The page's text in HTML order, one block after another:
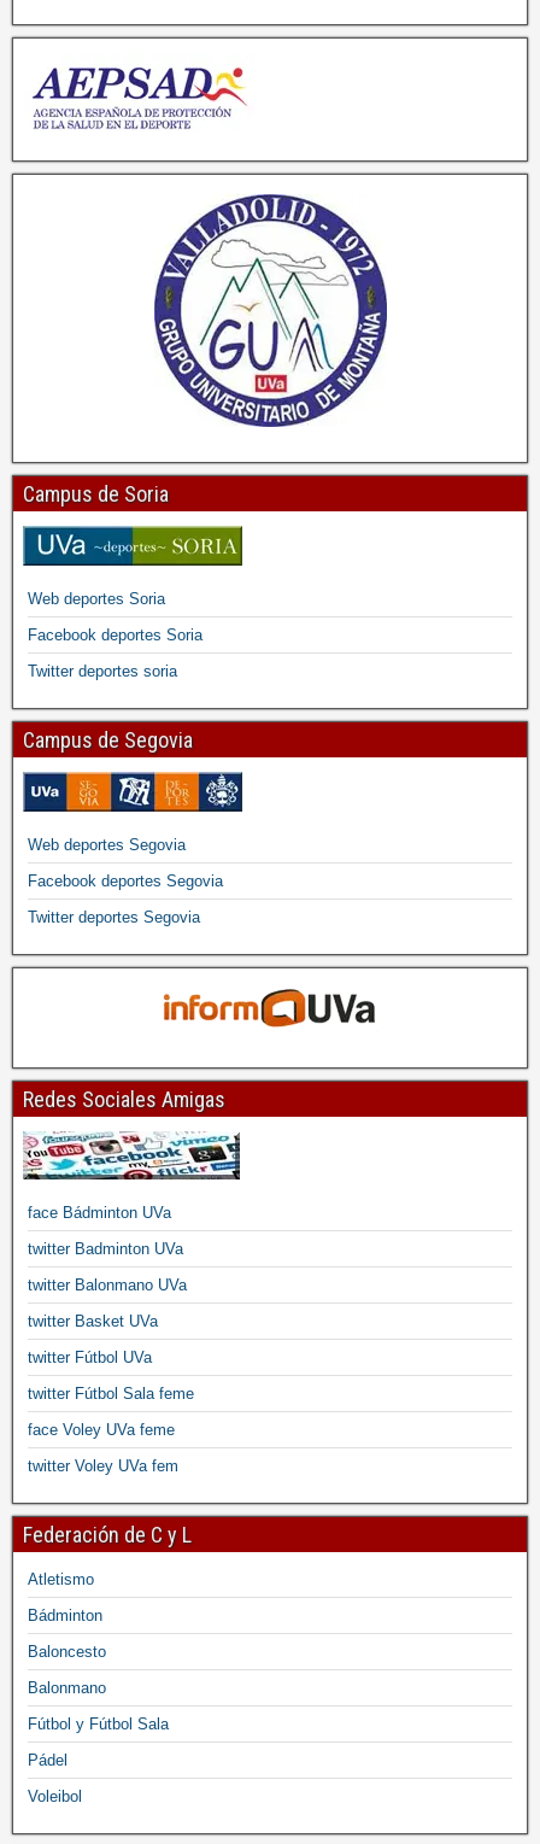
Campus de Soria
Web deportes Soria
Facebook deportes Soria
Twitter deportes soria
Campus de Segovia
Web deportes Segovia
Facebook deportes Segovia
Twitter deportes Segovia
Redes Sociales Amigas
face Bádminton UVa
twitter Badminton UVa
twitter Balonmano UVa
twitter Basket UVa
twitter Fútbol UVa
twitter Fútbol Sala feme
face Voley UVa feme
twitter Voley UVa fem
Federación de C y L
Atletismo
Bádminton
Baloncesto
Balonmano
Fútbol y Fútbol Sala
Pádel
Voleibol